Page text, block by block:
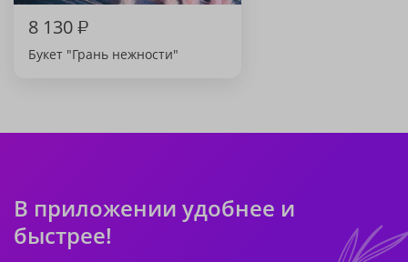
8 130₽
Букет "Грань нежности"
В приложении удобнее и
быстрее!